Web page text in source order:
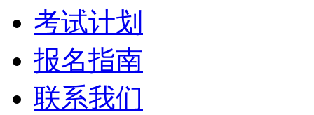
考试计划
报名指南
联系我们